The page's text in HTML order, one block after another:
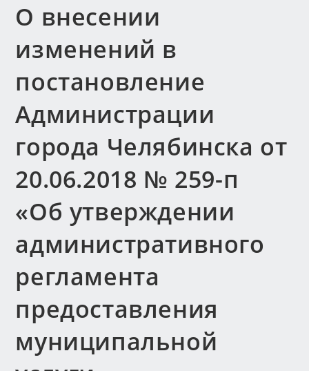
О внесении
изменений в
постановление
Администрации
города Челябинска от
20.06.2018 № 259-п
«Об утверждении
административного
регламента
предоставления
муниципальной